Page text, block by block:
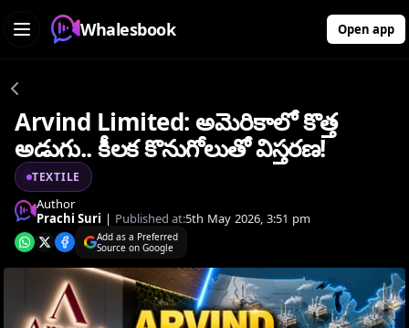
Whalesbook Open app
Arvind Limited: అమెరికాలో కొత్త
అడుగు.. కీలక కొనుగోలుతో విస్తరణ!
TEXTILE
Author
Prachi Suri | Published at:5th May 2026, 3:51 pm
Add as a Preferred
Source on Google